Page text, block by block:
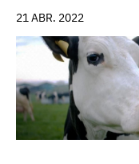
21 ABR. 2022